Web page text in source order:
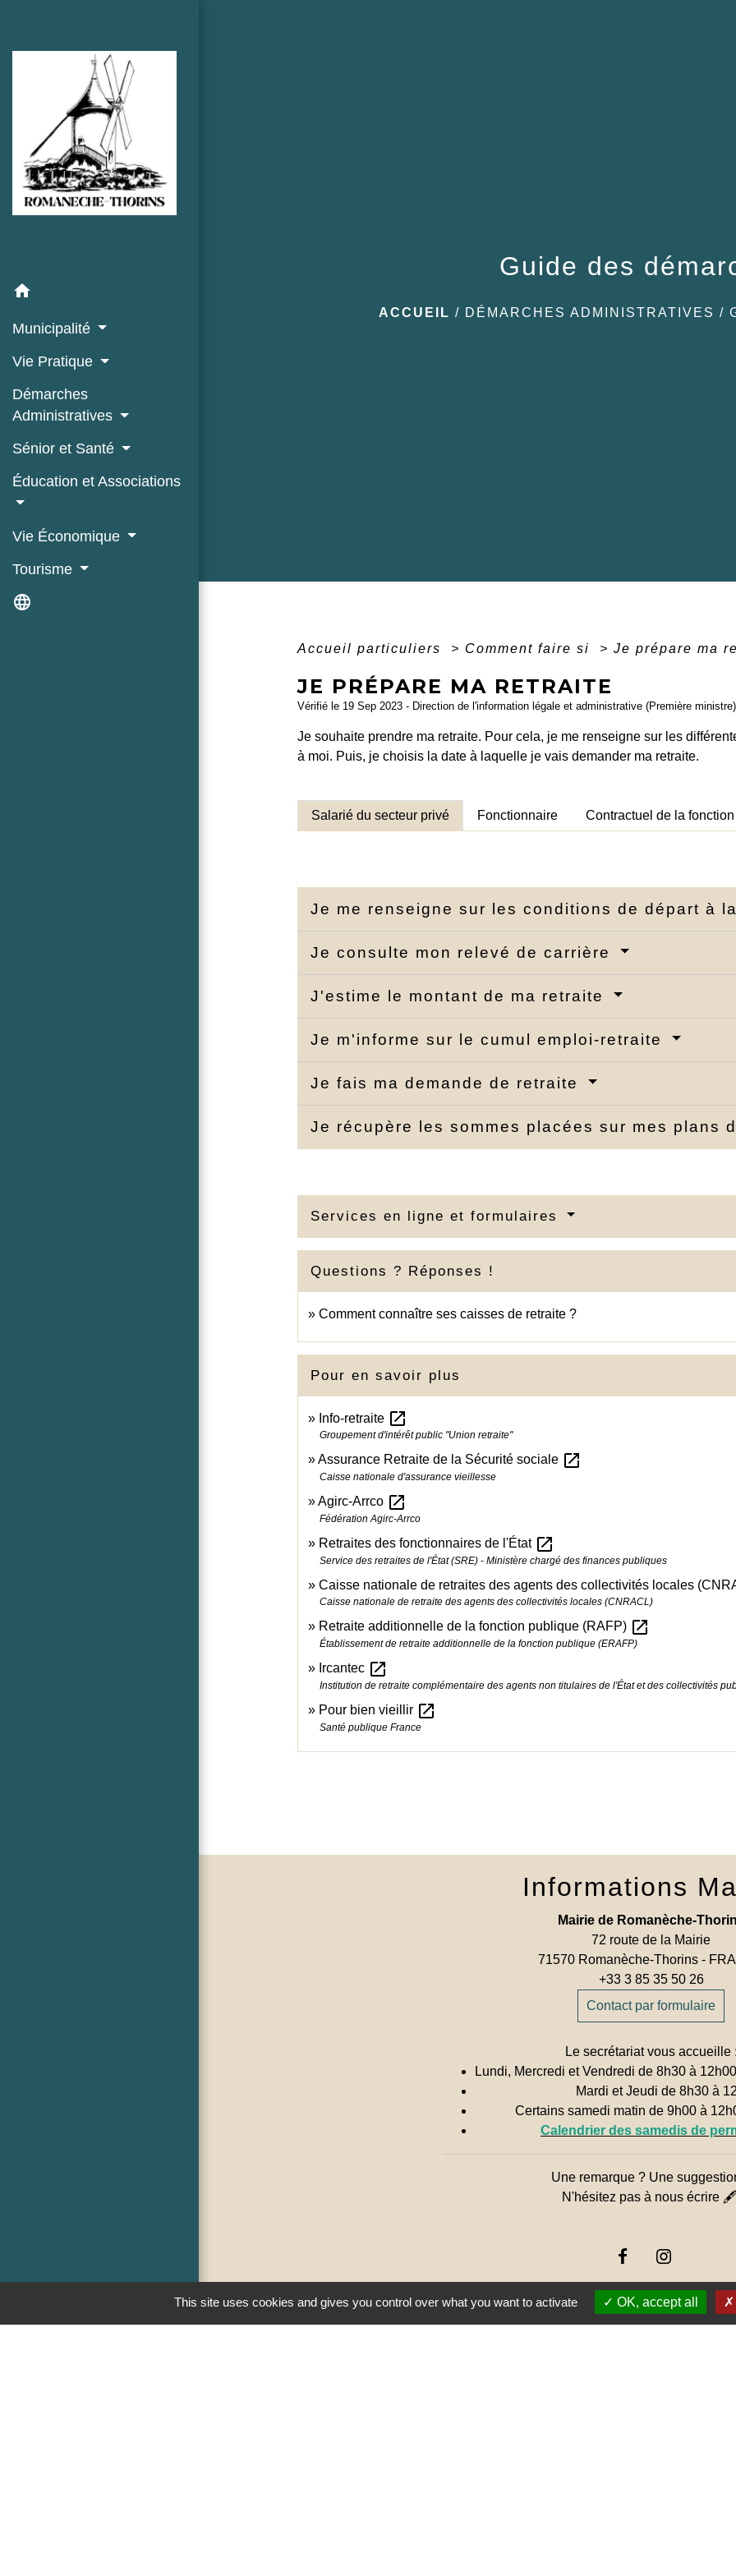
home
Municipalité
Vie Pratique
Démarches
Administratives
Sénior et Santé
Éducation et Associations
Vie Économique
Tourisme
language
Guide des
ACCUEIL / DÉMARCHES ADMINISTRATIVES /
Accueil particuliers > Comment faire si > Je prépare ma
JE PRÉPARE MA RETRAITE
Vérifié le 19 Sep 2023 - Direction de l'information légale et administrative (Première ministre)
Je souhaite prendre ma retraite. Pour cela, je me renseigne sur les
à moi. Puis, je choisis la date à laquelle je vais demander ma retraite.
Salarié du secteur privé Fonctionnaire Contractuel de la
Je me renseigne sur les conditions de départ à
Je consulte mon relevé de carrière
J'estime le montant de ma retraite
Je m'informe sur le cumul emploi-retraite
Je fais ma demande de retraite
Je récupère les sommes placées sur mes plans
Services en ligne et formulaires
Questions ? Réponses !
Comment connaître ses caisses de retraite ?
Pour en savoir plus
Info-retraite open_in_new
Groupement d'intérêt public "Union retraite"
Assurance Retraite de la Sécurité sociale open_in_new
Caisse nationale d'assurance vieillesse
Agirc-Arrco open_in_new
Fédération Agirc-Arrco
Retraites des fonctionnaires de l'État open_in_new
Service des retraites de l'État (SRE) - Ministère chargé des finances publiques
Caisse nationale de retraites des agents des collectivités locales
Caisse nationale de retraite des agents des collectivités locales (CNRACL)
Retraite additionnelle de la fonction publique (RAFP) open_in_new
Établissement de retraite additionnelle de la fonction publique (ERAFP)
Ircantec open_in_new
Institution de retraite complémentaire des agents non titulaires de l'État et des collectivités
Pour bien vieillir open_in_new
Santé publique France
Informations
Mairie de Romanèche-
72 route de la Mairie
71570 Romanèche-Thorins -
+33 3 85 35 50 26
Contact par formulaire
Le secrétariat vous accueille :
Lundi, Mercredi et Vendredi de 8h30 à
Mardi et Jeudi de 8h30 à
Certains samedi matin de 9h00 à
Calendrier des samedis de
Une remarque ? Une
N'hésitez pas à nous écrire 🖋
This site uses cookies and gives you control over what you want to activate OK, accept all